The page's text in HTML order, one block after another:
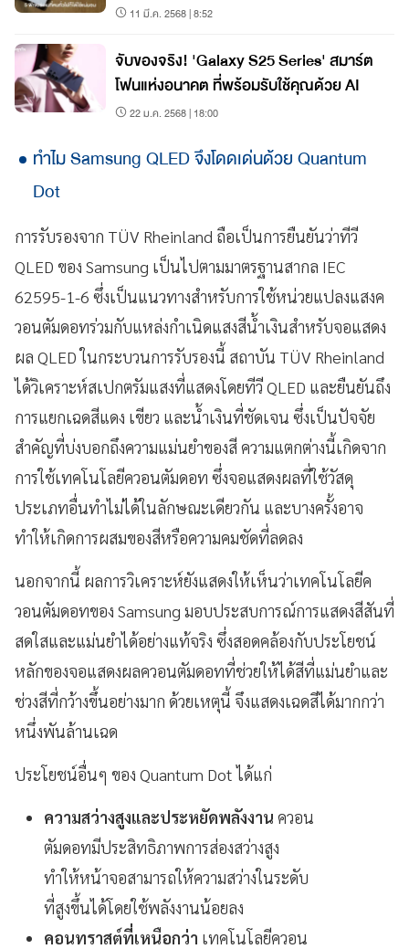
11 มี.ค. 2568 | 8:52
จับของจริง! 'Galaxy S25 Series' สมาร์ต
โฟนแห่งอนาคต ที่พร้อมรับใช้คุณด้วย AI
22 ม.ค. 2568 | 18:00
ทำไม Samsung QLED จึงโดดเด่นด้วย Quantum
Dot
การรับรองจาก TÜV Rheinland ถือเป็นการยืนยันว่าทีวี
QLED ของ Samsung เป็นไปตามมาตรฐานสากล IEC
62595-1-6 ซึ่งเป็นแนวทางสำหรับการใช้หน่วยแปลงแสงค
วอนตัมดอทร่วมกับแหล่งกำเนิดแสงสีน้ำเงินสำหรับจอแสดง
ผล QLED ในกระบวนการรับรองนี้ สถาบัน TÜV Rheinland
ได้วิเคราะห์สเปกตรัมแสงที่แสดงโดยทีวี QLED และยืนยันถึง
การแยกเฉดสีแดง เขียว และน้ำเงินที่ชัดเจน ซึ่งเป็นปัจจัย
สำคัญที่บ่งบอกถึงความแม่นยำของสี ความแตกต่างนี้เกิดจาก
การใช้เทคโนโลยีควอนตัมดอท ซึ่งจอแสดงผลที่ใช้วัสดุ
ประเภทอื่นทำไม่ได้ในลักษณะเดียวกัน และบางครั้งอาจ
ทำให้เกิดการผสมของสีหรือความคมชัดที่ลดลง
นอกจากนี้ ผลการวิเคราะห์ยังแสดงให้เห็นว่าเทคโนโลยีค
วอนตัมดอทของ Samsung มอบประสบการณ์การแสดงสีสันที่
สดใสและแม่นยำได้อย่างแท้จริง ซึ่งสอดคล้องกับประโยชน์
หลักของจอแสดงผลควอนตัมดอทที่ช่วยให้ได้สีที่แม่นยำและ
ช่วงสีที่กว้างขึ้นอย่างมาก ด้วยเหตุนี้ จึงแสดงเฉดสีได้มากกว่า
หนึ่งพันล้านเฉด
ประโยชน์อื่นๆ ของ Quantum Dot ได้แก่
ความสว่างสูงและประหยัดพลังงาน ควอน
ตัมดอทมีประสิทธิภาพการส่องสว่างสูง
ทำให้หน้าจอสามารถให้ความสว่างในระดับ
ที่สูงขึ้นได้โดยใช้พลังงานน้อยลง
คอนทราสต์ที่เหนือกว่า เทคโนโลยีควอน